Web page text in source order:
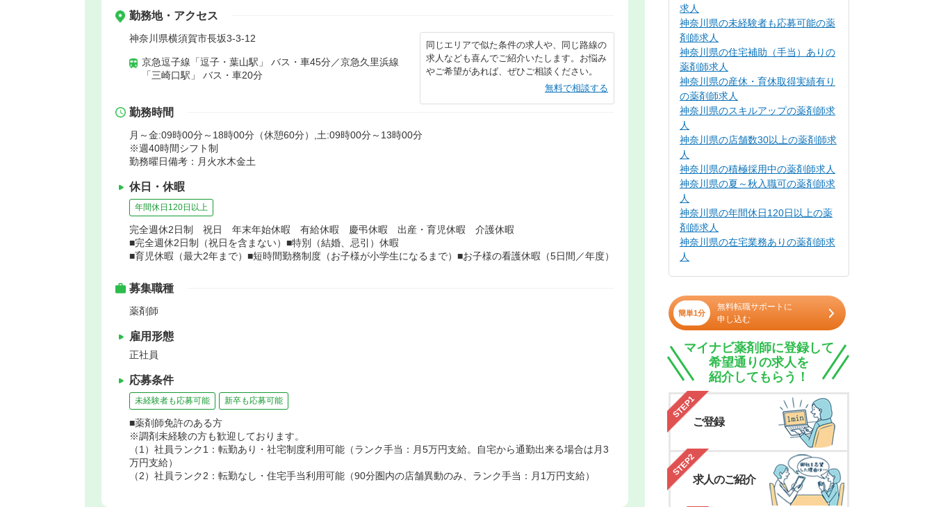
勤務地・アクセス
神奈川県横須賀市長坂3-3-12
京急逗子線「逗子・葉山駅」 バス・車45分／京急久里浜線
「三崎口駅」 バス・車20分
同じエリアで似た条件の求人や、同じ路線の
求人なども喜んでご紹介いたします。お悩み
やご希望があれば、ぜひご相談ください。
無料で相談する
勤務時間
月～金:09時00分～18時00分（休憩60分）,土:09時00分～13時00分
※週40時間シフト制
勤務曜日備考：月火水木金土
休日・休暇
年間休日120日以上
完全週休2日制 祝日 年末年始休暇 有給休暇 慶弔休暇 出産・育児休暇 介護休暇
■完全週休2日制（祝日を含まない）■特別（結婚、忌引）休暇
■育児休暇（最大2年まで）■短時間勤務制度（お子様が小学生になるまで）■お子様の看護休暇（5日間／年度）
募集職種
薬剤師
雇用形態
正社員
応募条件
未経験者も応募可能 新卒も応募可能
■薬剤師免許のある方
※調剤未経験の方も歓迎しております。
（1）社員ランク1：転勤あり・社宅制度利用可能（ランク手当：月5万円支給。自宅から通勤出来る場合は月3
万円支給）
（2）社員ランク2：転勤なし・住宅手当利用可能（90分圏内の店舗異動のみ、ランク手当：月1万円支給）
求人
神奈川県の未経験者も応募可能の薬
剤師求人
神奈川県の住宅補助（手当）ありの
薬剤師求人
神奈川県の産休・育休取得実績有り
の薬剤師求人
神奈川県のスキルアップの薬剤師求
人
神奈川県の店舗数30以上の薬剤師求
人
神奈川県の積極採用中の薬剤師求人
神奈川県の夏～秋入職可の薬剤師求
人
神奈川県の年間休日120日以上の薬
剤師求人
神奈川県の在宅業務ありの薬剤師求
人
簡単1分
無料転職サポートに
申し込む
マイナビ薬剤師に登録して
希望通りの求人を
紹介してもらう！
STEP1
ご登録
STEP2
求人のご紹介